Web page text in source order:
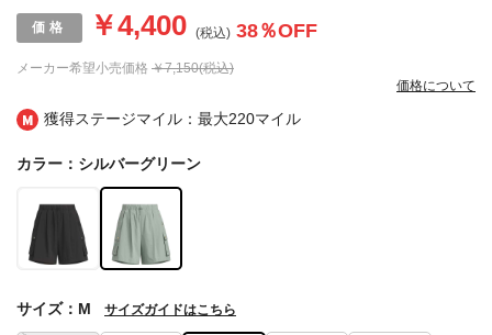
獲得ステージマイル：最大220マイル
メーカー希望小売価格 ￥7,150(税込)
￥4,400 (税込) 38％OFF
価格について
カラー：シルバーグリーン
サイズ：M サイズガイドはこちら